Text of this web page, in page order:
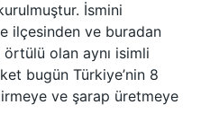
İsmini
ilçesinden ve buradan
olan aynı isimli
bugün Türkiye’nin 8
ve şarap üretmeye